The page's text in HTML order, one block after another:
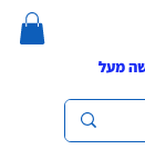
מעל